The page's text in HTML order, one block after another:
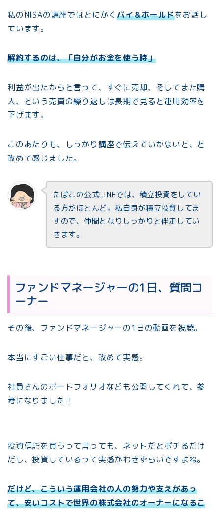
私のNISAの講座ではとにかくバイ＆ホールドをお話し
ています。
解約するのは、「自分がお金を使う時」
利益が出たからと言って、すぐに売却、そしてまた購
入、という売買の繰り返しは長期で見ると運用効率を
下げます。
このあたりも、しっかり講座で伝えていかないと、と
改めて感じました。
たぱこの公式LINEでは、積立投資をしてい
る方がほとんど。私自身が積立投資してま
すので、仲間となりしっかりと伴走してい
きます。
ファンドマネージャーの1日、質問コ
ーナー
その後、ファンドマネージャーの1日の動画を視聴。
本当にすごい仕事だと、改めて実感。
社員さんのポートフォリオなども公開してくれて、参
考になりました！
投資信託を買うって言っても、ネットだとポチるだけ
だし、投資しているって実感がわきずらいですよね。
だけど、こういう運用会社の人の努力や支えがあっ
て、安いコストで世界の株式会社のオーナーになるこ